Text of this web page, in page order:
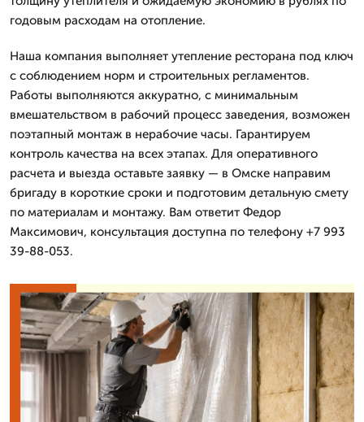
годовым расходам на отопление.
Наша компания выполняет утепление ресторана под ключ
с соблюдением норм и строительных регламентов.
Работы выполняются аккуратно, с минимальным
вмешательством в рабочий процесс заведения, возможен
поэтапный монтаж в нерабочие часы. Гарантируем
контроль качества на всех этапах. Для оперативного
расчета и выезда оставьте заявку — в Омске направим
бригаду в короткие сроки и подготовим детальную смету
по материалам и монтажу. Вам ответит Федор
Максимович, консультация доступна по телефону +7 993
39-88-053.